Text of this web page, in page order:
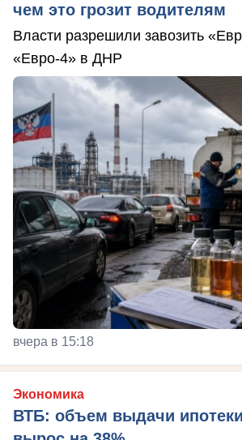
чем это грозит водителям
Власти разрешили завозить
«Евро-4» в ДНР
вчера в 15:18
Экономика
ВТБ: объем выдачи